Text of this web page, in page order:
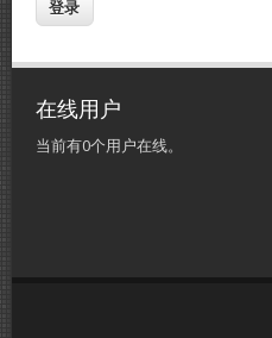
在线用户
当前有0个用户在线。